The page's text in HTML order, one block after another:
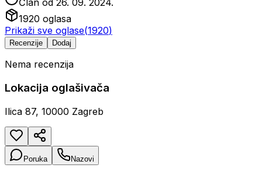
Član od 26. 09. 2024.
1920 oglasa
Prikaži sve oglase(1920)
Recenzije Dodaj
Nema recenzija
Lokacija oglašivača
Ilica 87, 10000 Zagreb
Poruka Nazovi